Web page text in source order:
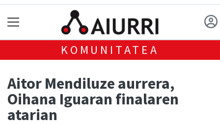
KOMUNITATEA
Aitor Mendiluze aurrera,
Oihana Iguaran finalaren
atarian